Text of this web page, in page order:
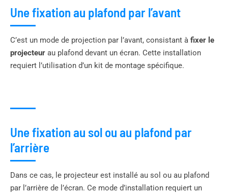
Une fixation au plafond par l’avant
C’est un mode de projection par l’avant, consistant à fixer le
projecteur au plafond devant un écran. Cette installation
requiert l’utilisation d’un kit de montage spécifique.
Une fixation au sol ou au plafond par
l’arrière
Dans ce cas, le projecteur est installé au sol ou au plafond
par l’arrière de l’écran. Ce mode d’installation requiert un